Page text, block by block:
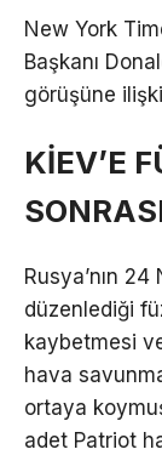
New York
Başkanı
görüşüne
KİEV’E
Rusya’nın
düzenlediği
kaybetmesi
hava
ortaya
adet Patriot